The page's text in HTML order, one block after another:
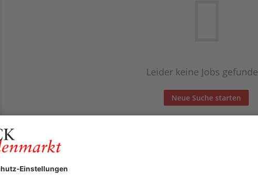
Leider keine Jobs
Neue Suche starten
Automatisch neue Jobs und Karriere-Updates per E-Mail erhalten?